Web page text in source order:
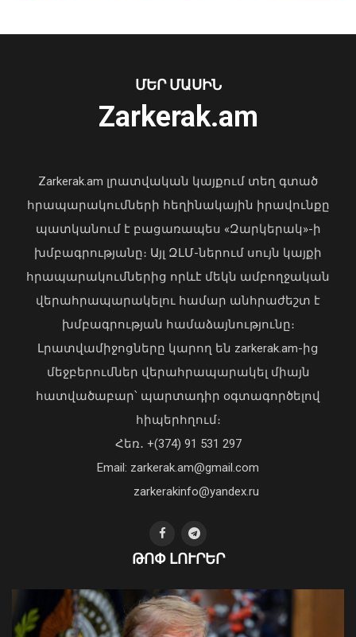
Վահագն Խաչատուրյանն ընդունել է
Picsart ընկերության հիմնադիր և
գործադիր տնօրեն Հովհաննես
06 Օգոստոս, 2026 22:51
«Պարտվեցինք դաժան հիվանդության
04 Օգոստոս, 2026 19:12
Վարչապետ Փաշինյանն այցելել է
«ԷԼԵՎԵՅԹ ԷՅԱՅ» արհեստական
բանականության գործարան
ՄԵՐ ՄԱՍԻՆ
Zarkerak.am
Zarkerak.am լրատվական կայքում տեղ գտած
հրապարակումների հեղինակային իրավունքը
պատկանում է բացառապես «Զարկերակ»-ի
խմբագրությանը։ Այլ ԶԼՄ-ներում սույն կայքի
հրապարակումներից որևէ մեկն ամբողջական
վերահրապարակելու համար անհրաժեշտ է
խմբագրության համաձայնությունը։
Լրատվամիջոցները կարող են zarkerak.am-ից
մեջբերումներ վերահրապարակել միայն
հատվածաբար՝ պարտադիր օգտագործելով
հիպերհղում։
Հեռ․ +(374) 91 531 297
Email: zarkerak.am@gmail.com
zarkerakinfo@yandex.ru
ԹՈՓ ԼՈՒՐԵՐ